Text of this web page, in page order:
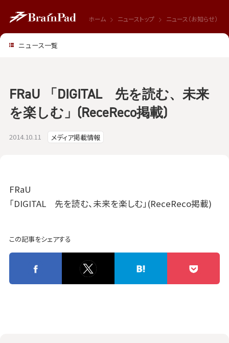
ホーム ニューストップ ニュース（お知らせ）
2014.10.11 メディア掲載情報
FRaU 「DIGITAL 先を読む、未来
を楽しむ」(ReceReco掲載)
FRaU
「DIGITAL 先を読む、未来を楽しむ」(ReceReco掲載)
この記事をシェアする
ニュース一覧